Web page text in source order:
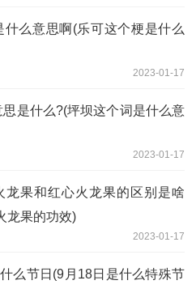
什么意思啊(乐可这个梗是什么
2023-01-17
思是什么?(坪坝这个词是什么意
2023-01-17
龙果和红心火龙果的区别是啥
龙果的功效)
2023-01-17
么节日(9月18日是什么特殊节